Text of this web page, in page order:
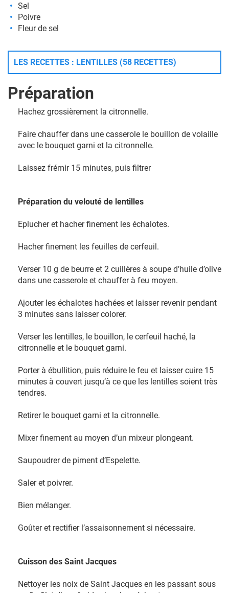
Sel
Poivre
Fleur de sel
LES RECETTES : LENTILLES (58 RECETTES)
Préparation
Hachez grossièrement la citronnelle.
Faire chauffer dans une casserole le bouillon de volaille
avec le bouquet garni et la citronnelle.
Laissez frémir 15 minutes, puis filtrer
Préparation du velouté de lentilles
Eplucher et hacher finement les échalotes.
Hacher finement les feuilles de cerfeuil.
Verser 10 g de beurre et 2 cuillères à soupe d’huile d’olive
dans une casserole et chauffer à feu moyen.
Ajouter les échalotes hachées et laisser revenir pendant
3 minutes sans laisser colorer.
Verser les lentilles, le bouillon, le cerfeuil haché, la
citronnelle et le bouquet garni.
Porter à ébullition, puis réduire le feu et laisser cuire 15
minutes à couvert jusqu’à ce que les lentilles soient très
tendres.
Retirer le bouquet garni et la citronnelle.
Mixer finement au moyen d’un mixeur plongeant.
Saupoudrer de piment d’Espelette.
Saler et poivrer.
Bien mélanger.
Goûter et rectifier l’assaisonnement si nécessaire.
Cuisson des Saint Jacques
Nettoyer les noix de Saint Jacques en les passant sous